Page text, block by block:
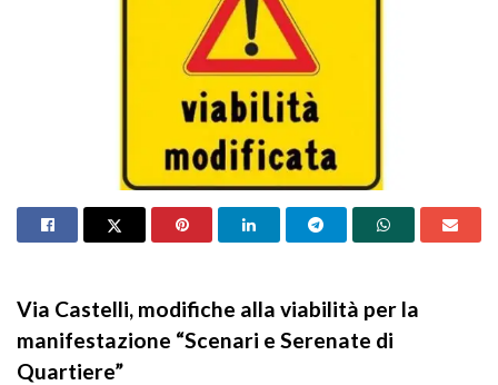
Via Castelli, modifiche alla viabilità per la
manifestazione “Scenari e Serenate di
Quartiere”